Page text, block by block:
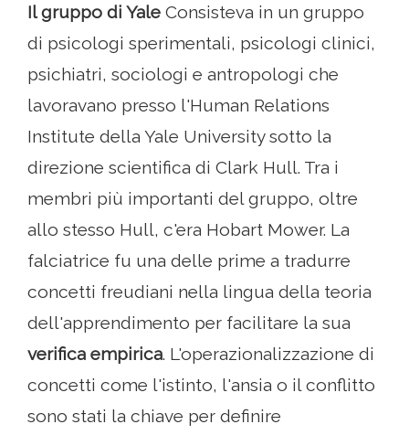
Il gruppo di Yale Consisteva in un gruppo
di psicologi sperimentali, psicologi clinici,
psichiatri, sociologi e antropologi che
lavoravano presso l'Human Relations
Institute della Yale University sotto la
direzione scientifica di Clark Hull. Tra i
membri più importanti del gruppo, oltre
allo stesso Hull, c'era Hobart Mower. La
falciatrice fu una delle prime a tradurre
concetti freudiani nella lingua della teoria
dell'apprendimento per facilitare la sua
verifica empirica. L'operazionalizzazione di
concetti come l'istinto, l'ansia o il conflitto
sono stati la chiave per definire